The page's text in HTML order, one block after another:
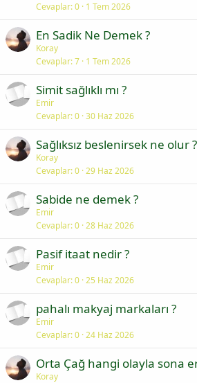
Cevaplar 0 1 Tem 2026
En Sadik Ne Demek ?
Koray
Cevaplar 7 1 Tem 2026
Simit sağlıklı mı ?
Emir
Cevaplar 0 30 Haz 2026
Sağlıksız beslenirsek ne olur ?
Koray
Cevaplar 0 29 Haz 2026
Sabide ne demek ?
Emir
Cevaplar 0 28 Haz 2026
Pasif itaat nedir ?
Emir
Cevaplar 0 25 Haz 2026
pahalı makyaj markaları ?
Emir
Cevaplar 0 24 Haz 2026
Orta Çağ hangi olayla sona
Koray